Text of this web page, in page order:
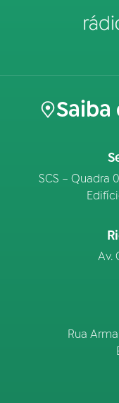
Saiba
SCS – Quadra
Av.
Rua